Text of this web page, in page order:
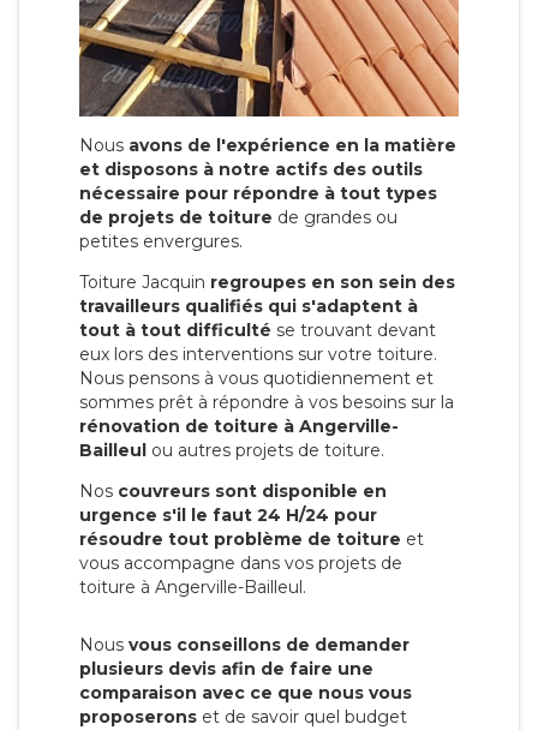
Nous avons de l'expérience en la matière
et disposons à notre actifs des outils
nécessaire pour répondre à tout types
de projets de toiture de grandes ou
petites envergures.
Toiture Jacquin regroupes en son sein des
travailleurs qualifiés qui s'adaptent à
tout à tout difficulté se trouvant devant
eux lors des interventions sur votre toiture.
Nous pensons à vous quotidiennement et
sommes prêt à répondre à vos besoins sur la
rénovation de toiture à Angerville-
Bailleul ou autres projets de toiture.
Nos couvreurs sont disponible en
urgence s'il le faut 24 H/24 pour
résoudre tout problème de toiture et
vous accompagne dans vos projets de
toiture à Angerville-Bailleul.
Nous vous conseillons de demander
plusieurs devis afin de faire une
comparaison avec ce que nous vous
proposerons et de savoir quel budget